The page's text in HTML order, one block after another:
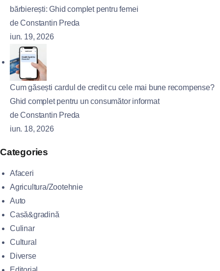
bărbierești: Ghid complet pentru femei
de Constantin Preda
iun. 19, 2026
Cum găsești cardul de credit cu cele mai bune recompense?
Ghid complet pentru un consumător informat
de Constantin Preda
iun. 18, 2026
Categories
Afaceri
Agricultura/Zootehnie
Auto
Casă&gradină
Culinar
Cultural
Diverse